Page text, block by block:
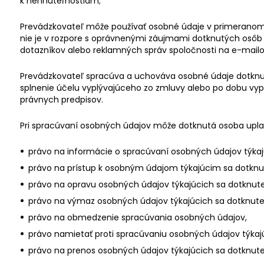
Prevádzkovateľ môže používať osobné údaje v
nie je v rozpore s oprávnenými záujmami dotknutých
dotazníkov alebo reklamných správ spoločnosti na e-
Prevádzkovateľ spracúva a uchováva osobné údaje
splnenie účelu vyplývajúceho zo zmluvy alebo po dobu
právnych predpisov.
Pri spracúvaní osobných údajov môže dotknutá osoba
právo na informácie o spracúvaní osobných údajov
právo na prístup k osobným údajom týkajúcim sa
právo na opravu osobných údajov týkajúcich sa
právo na výmaz osobných údajov týkajúcich sa
právo na obmedzenie spracúvania osobných údajov,
právo namietať proti spracúvaniu osobných údajov
právo na prenos osobných údajov týkajúcich sa